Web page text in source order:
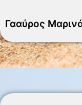
Γααύρος